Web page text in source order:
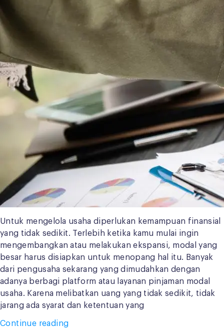
Untuk mengelola usaha diperlukan kemampuan finansial
yang tidak sedikit. Terlebih ketika kamu mulai ingin
mengembangkan atau melakukan ekspansi, modal yang
besar harus disiapkan untuk menopang hal itu. Banyak
dari pengusaha sekarang yang dimudahkan dengan
adanya berbagi platform atau layanan pinjaman modal
usaha. Karena melibatkan uang yang tidak sedikit, tidak
jarang ada syarat dan ketentuan yang
Continue reading“Butuh